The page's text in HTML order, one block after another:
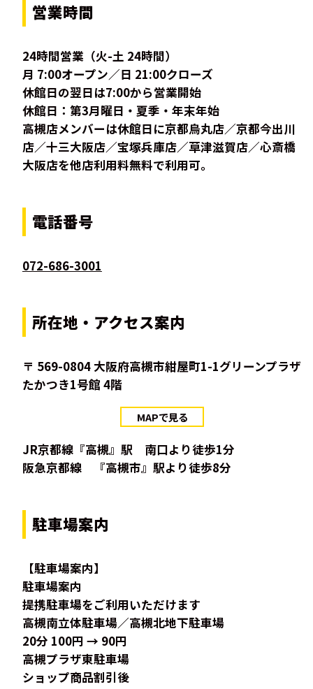
営業時間
24時間営業（火-土 24時間）
月 7:00オープン／日 21:00クローズ
休館日の翌日は7:00から営業開始
休館日：第3月曜日・夏季・年末年始
高槻店メンバーは休館日に京都烏丸店／京都今出川
店／十三大阪店／宝塚兵庫店／草津滋賀店／心斎橋
大阪店を他店利用料無料で利用可。
電話番号
072-686-3001
所在地・アクセス案内
〒 569-0804 大阪府高槻市紺屋町1-1グリーンプラザ
たかつき1号館 4階
MAPで見る
JR京都線『高槻』駅 南口より徒歩1分
阪急京都線 『高槻市』駅より徒歩8分
駐車場案内
【駐車場案内】
駐車場案内
提携駐車場をご利用いただけます
高槻南立体駐車場／高槻北地下駐車場
20分 100円 → 90円
高槻プラザ東駐車場
ショップ商品割引後